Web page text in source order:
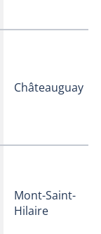
Châteauguay
Mont-Saint-
Hilaire